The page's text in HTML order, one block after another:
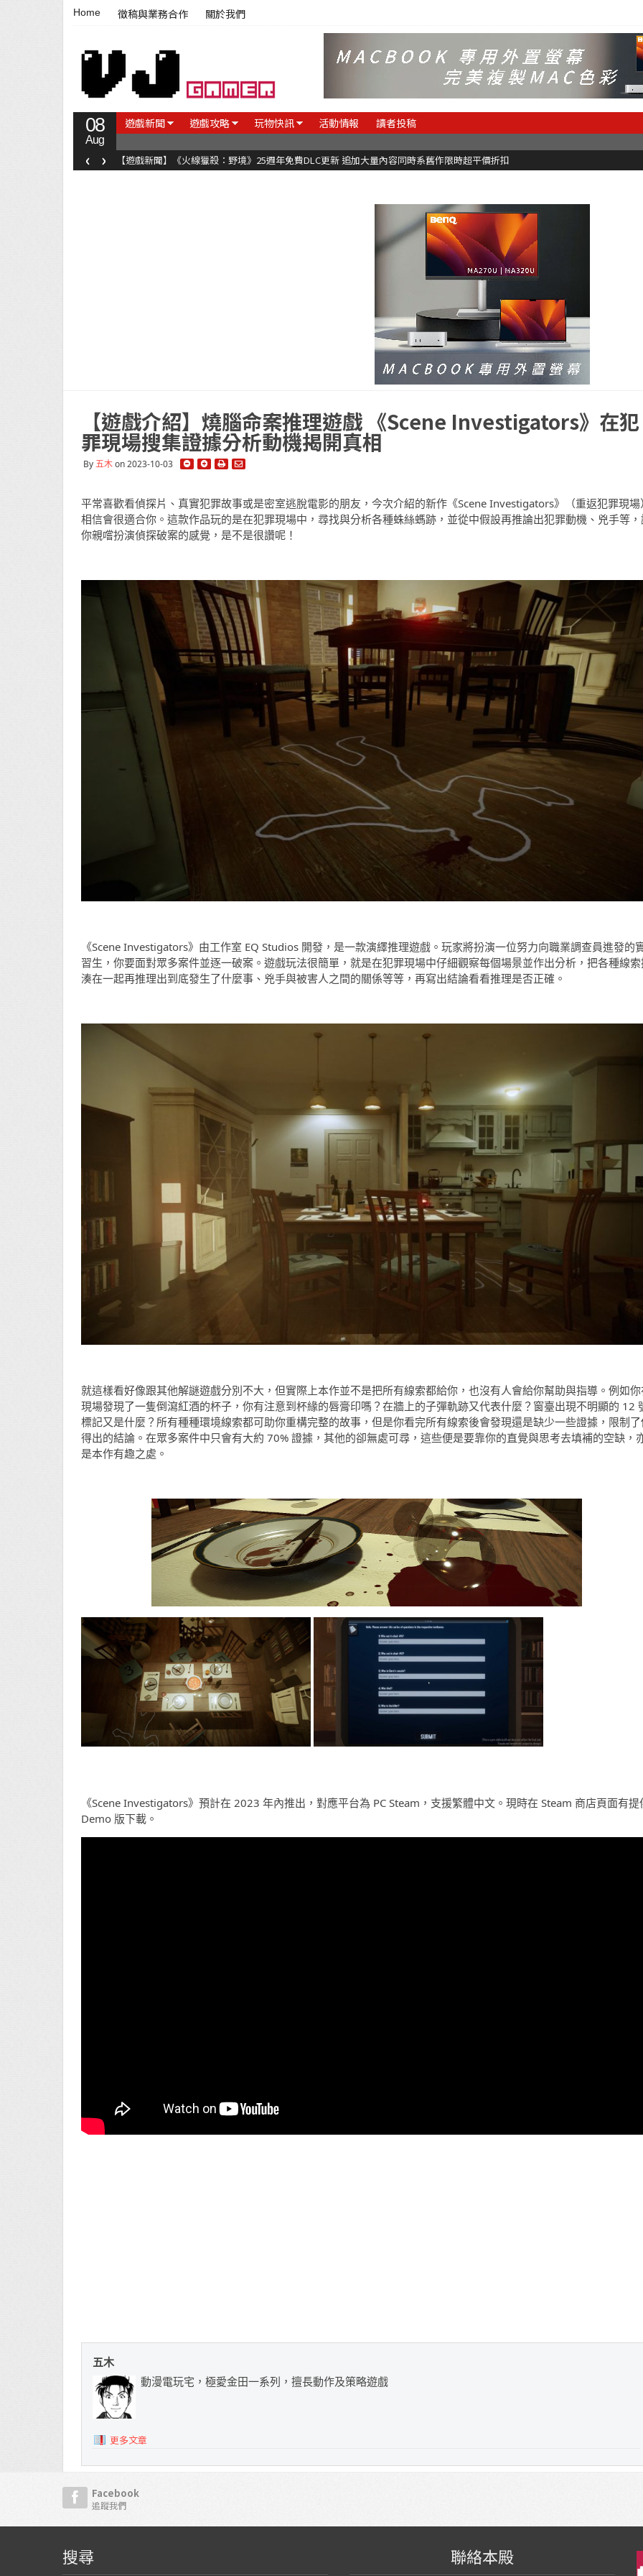
Home 徵稿與業務合作 關於我們
08
Aug
遊戲新聞 遊戲攻略 玩物快訊 活動情報 讀者投稿
【遊戲新聞】《火線獵殺：野境》25週年免費DLC更新 追加大量內容同時系舊作限時超平價折扣
‹ ›
【遊戲介紹】燒腦命案推理遊戲 《Scene Investigators》在犯
罪現場搜集證據分析動機揭開真相
By五木on 2023-10-03
平常喜歡看偵探片、真實犯罪故事或是密室逃脫電影的朋友，今次介紹的新作《Scene Investigators》（重返犯罪現場
相信會很適合你。這款作品玩的是在犯罪現場中，尋找與分析各種蛛絲螞跡，並從中假設再推論出犯罪動機、兇手等
你親嚐扮演偵探破案的感覺，是不是很讚呢！
《Scene Investigators》由工作室 EQ Studios 開發，是一款演繹推理遊戲。玩家將扮演一位努力向職業調查員進發的
習生，你要面對眾多案件並逐一破案。遊戲玩法很簡單，就是在犯罪現場中仔細觀察每個場景並作出分析，把各種線
湊在一起再推理出到底發生了什麼事、兇手與被害人之間的關係等等，再寫出結論看看推理是否正確。
就這樣看好像跟其他解謎遊戲分別不大，但實際上本作並不是把所有線索都給你，也沒有人會給你幫助與指導。例如
現場發現了一隻倒瀉紅酒的杯子，你有注意到杯緣的唇膏印嗎？在牆上的子彈軌跡又代表什麼？窗臺出現不明顯的 12
標記又是什麼？所有種種環境線索都可助你重構完整的故事，但是你看完所有線索後會發現還是缺少一些證據，限制
得出的結論。在眾多案件中只會有大約 70% 證據，其他的卻無處可尋，這些便是要靠你的直覺與思考去填補的空缺，
是本作有趣之處。
《Scene Investigators》預計在 2023 年內推出，對應平台為 PC Steam，支援繁體中文。現時在 Steam 商店頁面有提
Demo 版下載。
五木
動漫電玩宅，極愛金田一系列，擅長動作及策略遊戲
更多文章
Facebook
追蹤我們
搜尋 聯絡本殿